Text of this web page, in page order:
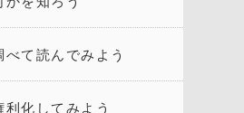
て読んでみよう
化してみよう